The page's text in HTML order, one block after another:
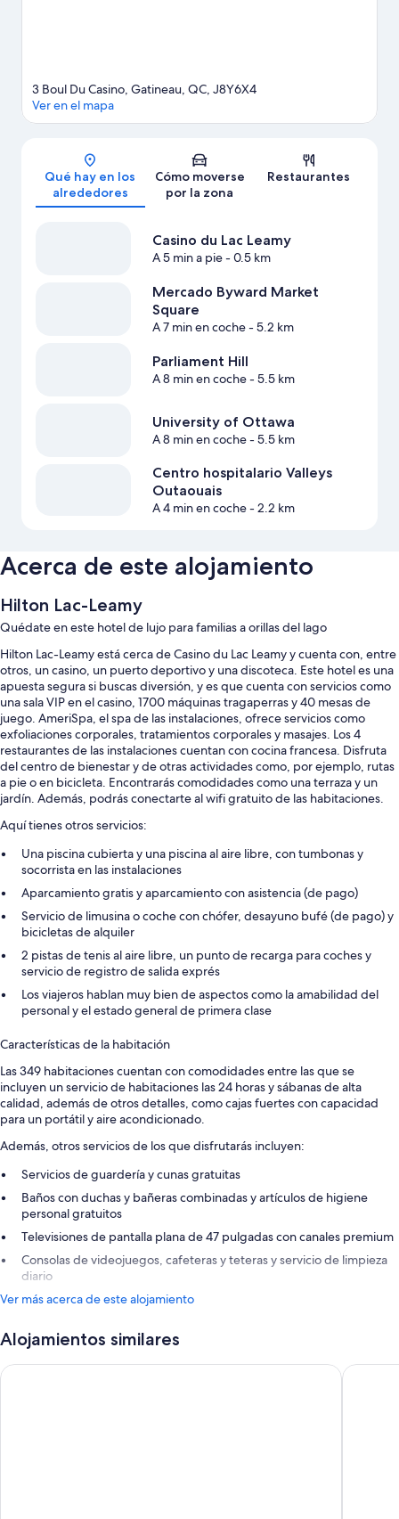
Mapa
3 Boul Du Casino, Gatineau, QC, J8Y6X4
Ver en el mapa
Qué hay en los
alrededores
Cómo moverse
por la zona
Restaurantes
Casino du Lac Leamy
A 5 min a pie- 0.5 km
Mercado Byward Market
Square
A 7 min en coche- 5.2 km
Parliament Hill
A 8 min en coche- 5.5 km
University of Ottawa
A 8 min en coche- 5.5 km
Centro hospitalario Valleys
Outaouais
A 4 min en coche- 2.2 km
Acerca de este alojamiento
Hilton Lac-Leamy
Quédate en este hotel de lujo para familias a orillas del lago
Hilton Lac-Leamy está cerca de Casino du Lac Leamy y cuenta con, entre
otros, un casino, un puerto deportivo y una discoteca. Este hotel es una
apuesta segura si buscas diversión, y es que cuenta con servicios como
una sala VIP en el casino, 1700 máquinas tragaperras y 40 mesas de
juego. AmeriSpa, el spa de las instalaciones, ofrece servicios como
exfoliaciones corporales, tratamientos corporales y masajes. Los 4
restaurantes de las instalaciones cuentan con cocina francesa. Disfruta
del centro de bienestar y de otras actividades como, por ejemplo, rutas
a pie o en bicicleta. Encontrarás comodidades como una terraza y un
jardín. Además, podrás conectarte al wifi gratuito de las habitaciones.
Aquí tienes otros servicios:
Una piscina cubierta y una piscina al aire libre, con tumbonas y
socorrista en las instalaciones
Aparcamiento gratis y aparcamiento con asistencia (de pago)
Servicio de limusina o coche con chófer, desayuno bufé (de pago) y
bicicletas de alquiler
2 pistas de tenis al aire libre, un punto de recarga para coches y
servicio de registro de salida exprés
Los viajeros hablan muy bien de aspectos como la amabilidad del
personal y el estado general de primera clase
Características de la habitación
Las 349 habitaciones cuentan con comodidades entre las que se
incluyen un servicio de habitaciones las 24 horas y sábanas de alta
calidad, además de otros detalles, como cajas fuertes con capacidad
para un portátil y aire acondicionado.
Además, otros servicios de los que disfrutarás incluyen:
Servicios de guardería y cunas gratuitas
Baños con duchas y bañeras combinadas y artículos de higiene
personal gratuitos
Televisiones de pantalla plana de 47 pulgadas con canales premium
Consolas de videojuegos, cafeteras y teteras y servicio de limpieza
diario
Ver más acerca de este alojamiento
Alojamientos similares
Le Parc Gatineau, Tapestry Collection by Hilton Holiday